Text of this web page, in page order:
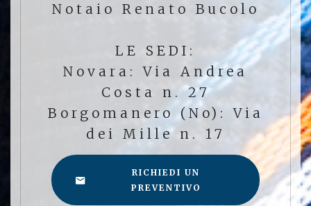
Notaio Renato Bucolo
LE SEDI:
Novara: Via Andrea
Costa n. 27
Borgomanero (No): Via
dei Mille n. 17
RICHIEDI UN
PREVENTIVO